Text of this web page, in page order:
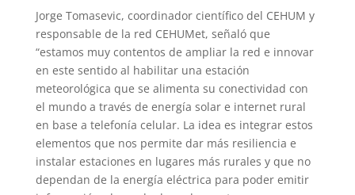
Jorge Tomasevic, coordinador científico del CEHUM y
responsable de la red CEHUMet, señaló que
“estamos muy contentos de ampliar la red e innovar
en este sentido al habilitar una estación
meteorológica que se alimenta su conectividad con
el mundo a través de energía solar e internet rural
en base a telefonía celular. La idea es integrar estos
elementos que nos permite dar más resiliencia e
instalar estaciones en lugares más rurales y que no
dependan de la energía eléctrica para poder emitir